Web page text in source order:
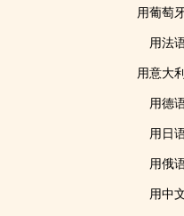
用葡萄
用法
用意大
用德
用日
用俄
用中